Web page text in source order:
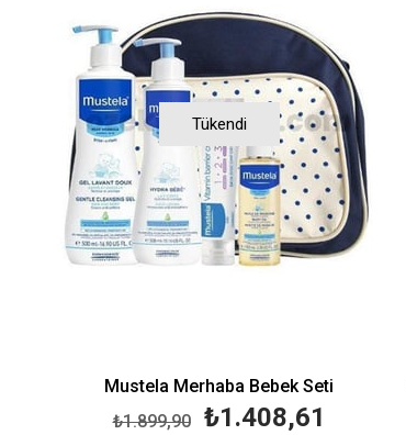
Tükendi
Mustela Merhaba Bebek Seti
₺1.408,61
₺1.899,90